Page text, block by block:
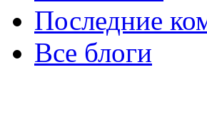
Последние
Все блоги